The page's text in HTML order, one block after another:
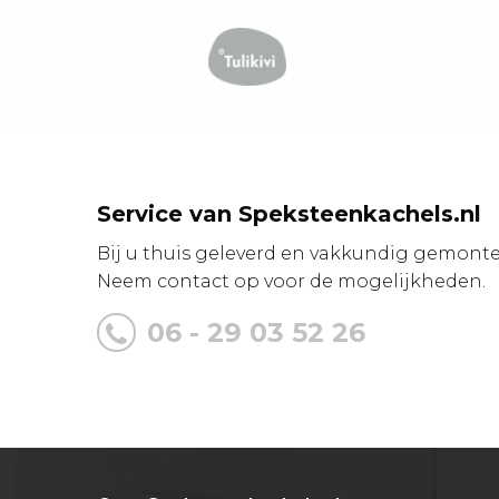
Service van Speksteenkachels.nl
Bij u thuis geleverd en vakkundig
Neem contact op voor de mogelijkheden.
06 - 29 03 52 26